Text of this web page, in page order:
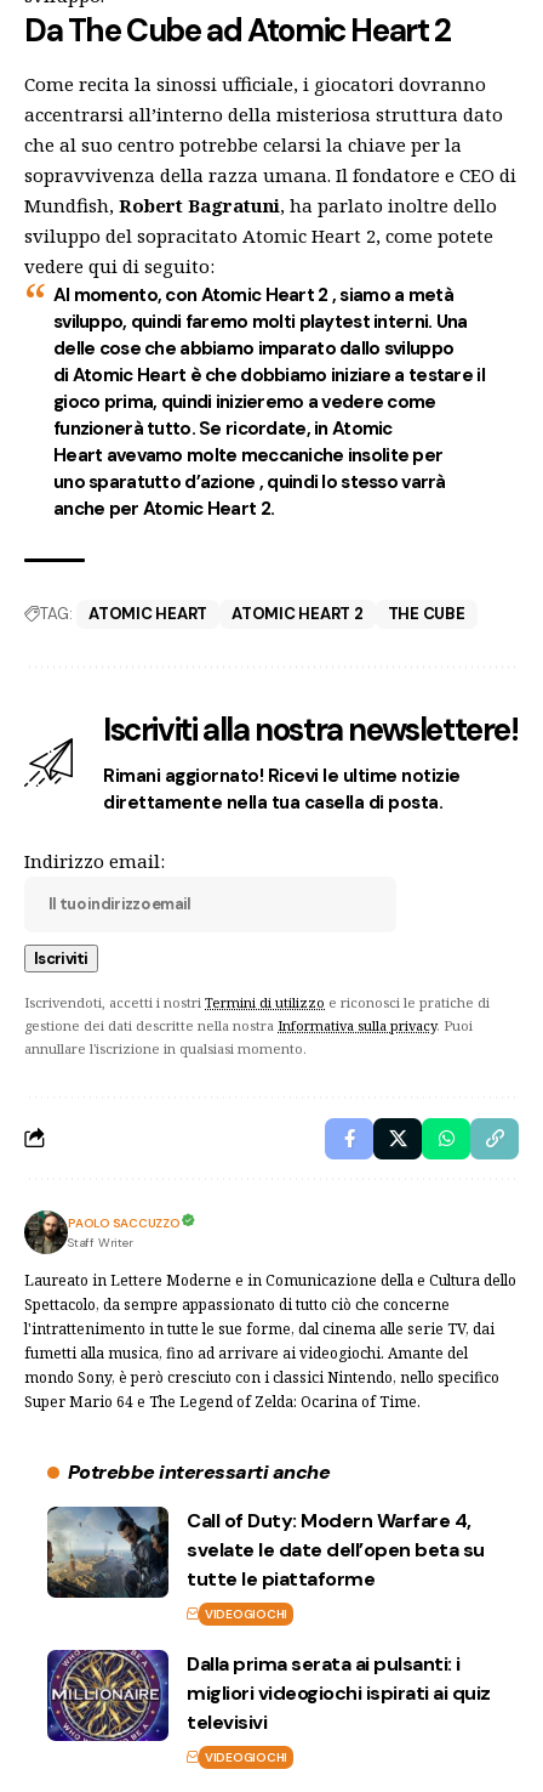
Da The Cube ad Atomic Heart 2
Come recita la sinossi ufficiale, i giocatori dovranno
accentrarsi all’interno della misteriosa struttura dato
che al suo centro potrebbe celarsi la chiave per la
sopravvivenza della razza umana. Il fondatore e CEO di
Mundfish, Robert Bagratuni, ha parlato inoltre dello
sviluppo del sopracitato Atomic Heart 2, come potete
vedere qui di seguito:
Al momento, con Atomic Heart 2 , siamo a metà
sviluppo, quindi faremo molti playtest interni. Una
delle cose che abbiamo imparato dallo sviluppo
di Atomic Heart è che dobbiamo iniziare a testare il
gioco prima, quindi inizieremo a vedere come
funzionerà tutto. Se ricordate, in Atomic
Heart avevamo molte meccaniche insolite per
uno sparatutto d’azione , quindi lo stesso varrà
anche per Atomic Heart 2.
TAG: ATOMIC HEART ATOMIC HEART 2 THE CUBE
Iscriviti alla nostra newslettere!
Rimani aggiornato! Ricevi le ultime notizie
direttamente nella tua casella di posta.
Indirizzo email:
Iscrivendoti, accetti i nostri Termini di utilizzo e riconosci le pratiche di
gestione dei dati descritte nella nostra Informativa sulla privacy. Puoi
annullare l'iscrizione in qualsiasi momento.
PAOLO SACCUZZO
Staff Writer
Laureato in Lettere Moderne e in Comunicazione della e Cultura dello
Spettacolo, da sempre appassionato di tutto ciò che concerne
l'intrattenimento in tutte le sue forme, dal cinema alle serie TV, dai
fumetti alla musica, fino ad arrivare ai videogiochi. Amante del
mondo Sony, è però cresciuto con i classici Nintendo, nello specifico
Super Mario 64 e The Legend of Zelda: Ocarina of Time.
Potrebbe interessarti anche
Call of Duty: Modern Warfare 4,
svelate le date dell’open beta su
tutte le piattaforme
VIDEOGIOCHI
Dalla prima serata ai pulsanti: i
migliori videogiochi ispirati ai quiz
televisivi
VIDEOGIOCHI